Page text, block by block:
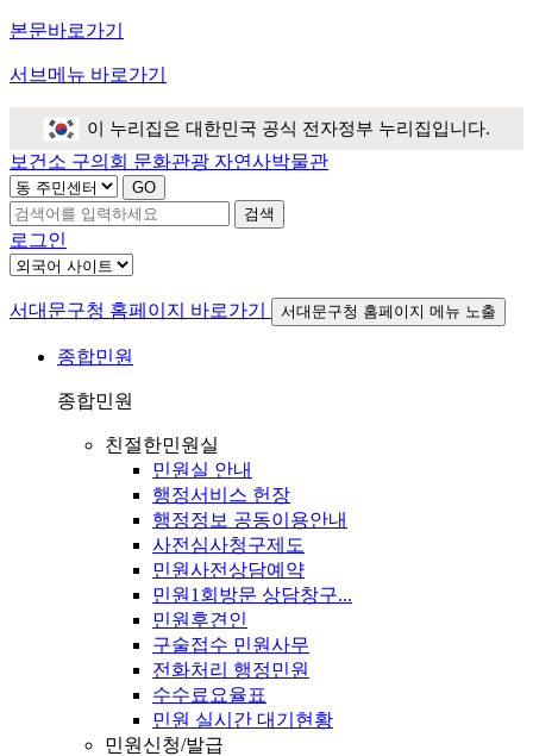
본문바로가기
서브메뉴 바로가기
이 누리집은 대한민국 공식 전자정부 누리집입니다.
보건소 구의회 문화관광 자연사박물관
검색
로그인
서대문구청 홈페이지 바로가기 서대문구청 홈페이지 메뉴 노출
종합민원
종합민원
친절한민원실
민원실 안내
행정서비스 헌장
행정정보 공동이용안내
사전심사청구제도
민원사전상담예약
민원1회방문 상담창구...
민원후견인
구술접수 민원사무
전화처리 행정민원
수수료요율표
민원 실시간 대기현황
민원신청/발급